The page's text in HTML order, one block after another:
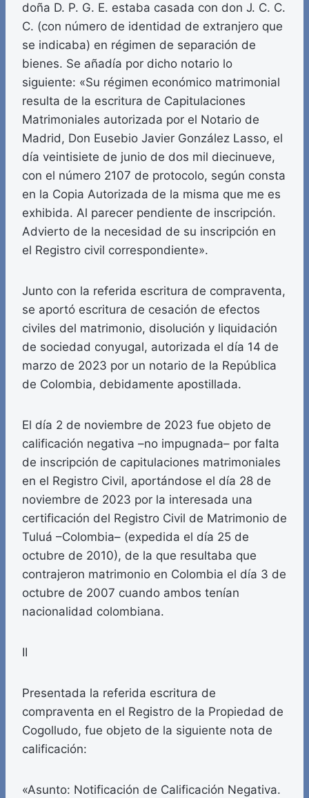
doña D. P. G. E. estaba casada con don J. C. C.
C. (con número de identidad de extranjero que
se indicaba) en régimen de separación de
bienes. Se añadía por dicho notario lo
siguiente: «Su régimen económico matrimonial
resulta de la escritura de Capitulaciones
Matrimoniales autorizada por el Notario de
Madrid, Don Eusebio Javier González Lasso, el
día veintisiete de junio de dos mil diecinueve,
con el número 2107 de protocolo, según consta
en la Copia Autorizada de la misma que me es
exhibida. Al parecer pendiente de inscripción.
Advierto de la necesidad de su inscripción en
el Registro civil correspondiente».
Junto con la referida escritura de compraventa,
se aportó escritura de cesación de efectos
civiles del matrimonio, disolución y liquidación
de sociedad conyugal, autorizada el día 14 de
marzo de 2023 por un notario de la República
de Colombia, debidamente apostillada.
El día 2 de noviembre de 2023 fue objeto de
calificación negativa –no impugnada– por falta
de inscripción de capitulaciones matrimoniales
en el Registro Civil, aportándose el día 28 de
noviembre de 2023 por la interesada una
certificación del Registro Civil de Matrimonio de
Tuluá –Colombia– (expedida el día 25 de
octubre de 2010), de la que resultaba que
contrajeron matrimonio en Colombia el día 3 de
octubre de 2007 cuando ambos tenían
nacionalidad colombiana.
II
Presentada la referida escritura de
compraventa en el Registro de la Propiedad de
Cogolludo, fue objeto de la siguiente nota de
calificación:
«Asunto: Notificación de Calificación Negativa.